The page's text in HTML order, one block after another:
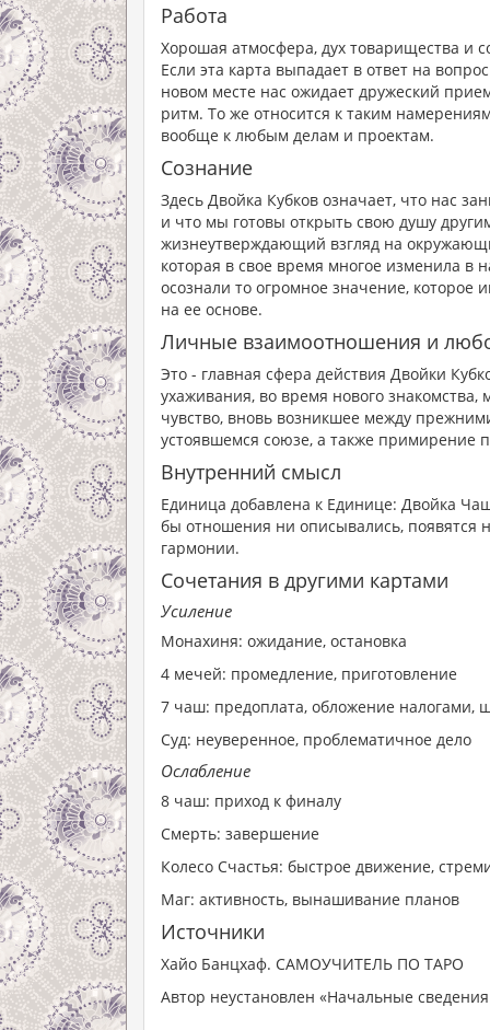
Работа
Хорошая атмосфера, дух товарищества и
Если эта карта выпадает в ответ на
новом месте нас ожидает дружеский
ритм. То же относится к таким
вообще к любым делам и проектам.
Сознание
Здесь Двойка Кубков означает, что нас
и что мы готовы открыть свою душу
жизнеутверждающий взгляд на
которая в свое время многое изменила
осознали то огромное значение,
на ее основе.
Личные взаимоотношения и
Это - главная сфера действия Двойки
ухаживания, во время нового
чувство, вновь возникшее между
устоявшемся союзе, а также примирение
Внутренний смысл
Единица добавлена к Единице: Двойка
бы отношения ни описывались, появятся
гармонии.
Сочетания в другими картами
Усиление
Монахиня: ожидание, остановка
4 мечей: промедление, приготовление
7 чаш: предоплата, обложение налогами,
Суд: неуверенное, проблематичное дело
Ослабление
8 чаш: приход к финалу
Смерть: завершение
Колесо Счастья: быстрое движение,
Маг: активность, вынашивание планов
Источники
Хайо Банцхаф. САМОУЧИТЕЛЬ ПО ТАРО
Автор неустановлен «Начальные